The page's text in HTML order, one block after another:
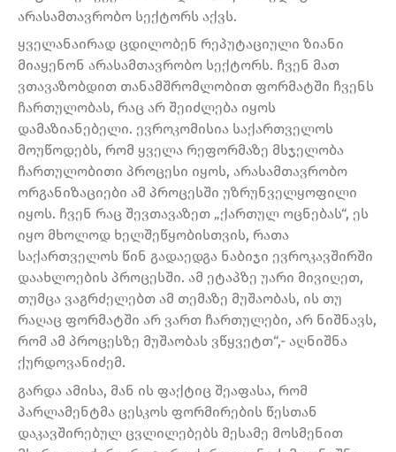
არასამთავრობო სექტორს აქვს.
ყველანაირად ცდილობენ რეპუტაციული ზიანი
მიაყენონ არასამთავრობო სექტორს. ჩვენ მათ
ვთავაზობდით თანამშრომლობით ფორმატში ჩვენს
ჩართულობას, რაც არ შეიძლება იყოს
დამაზიანებელი. ევროკომისია საქართველოს
მოუწოდებს, რომ ყველა რეფორმაზე მსჯელობა
ჩართულობითი პროცესი იყოს, არასამთავრობო
ორგანიზაციები ამ პროცესში უზრუნველყოფილი
იყოს. ჩვენ რაც შევთავაზეთ „ქართულ ოცნებას“, ეს
იყო მხოლოდ ხელშეწყობისთვის, რათა
საქართველოს წინ გადაედგა ნაბიჯი ევროკავშირში
დაახლოების პროცესში. ამ ეტაპზე უარი მივიღეთ,
თუმცა ვაგრძელებთ ამ თემაზე მუშაობას, ის თუ
რაღაც ფორმატში არ ვართ ჩართულები, არ ნიშნავს,
რომ ამ პროცესზე მუშაობას ვწყვეტთ“,- აღნიშნა
ქურდოვანიძემ.
გარდა ამისა, მან ის ფაქტიც შეაფასა, რომ
პარლამენტმა ცესკოს ფორმირების წესთან
დაკავშირებულ ცვლილებებს მესამე მოსმენით